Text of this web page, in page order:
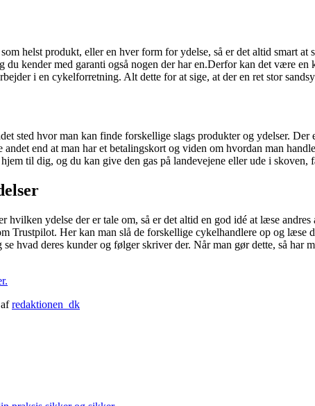
helst produkt, eller en hver form for ydelse, så er det altid smart
du kender med garanti også nogen der har en.Derfor kan det være
i en cykelforretning. Alt dette for at sige, at der en ret stor
sted hvor man kan finde forskellige slags produkter og ydelser.
end at man har et betalingskort og viden om hvordan man
til dig, og du kan give den gas på landevejene eller ude i skoven,
hvilken ydelse der er tale om, så er det altid en god idé at læse
Trustpilot. Her kan man slå de forskellige cykelhandlere op og
se hvad deres kunder og følger skriver der. Når man gør dette, så
redaktionen_dk